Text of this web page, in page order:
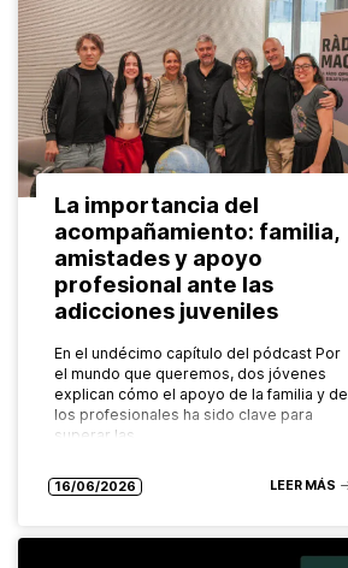
La importancia del
acompañamiento: familia,
amistades y apoyo
profesional ante las
adicciones juveniles
En el undécimo capítulo del pódcast Por
el mundo que queremos, dos jóvenes
explican cómo el apoyo de la familia y de
los profesionales ha sido clave para
superar las…
16/06/2026 LEER MÁS